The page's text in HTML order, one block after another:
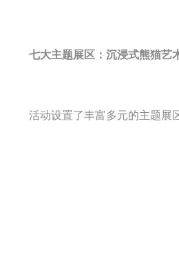
七大主题展区：沉浸式熊猫艺
活动设置了丰富多元的主题展区